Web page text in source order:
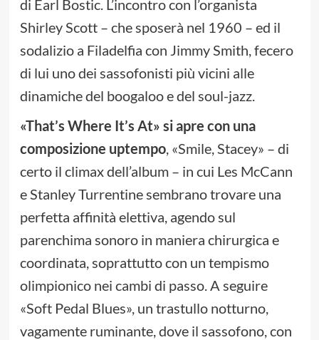
di Earl Bostic. L’incontro con l’organista
Shirley Scott – che sposerà nel 1960 – ed il
sodalizio a Filadelfia con Jimmy Smith, fecero
di lui uno dei sassofonisti più vicini alle
dinamiche del boogaloo e del soul-jazz.
«That’s Where It’s At» si apre con una
composizione uptempo, «Smile, Stacey» – di
certo il climax dell’album – in cui Les McCann
e Stanley Turrentine sembrano trovare una
perfetta affinità elettiva, agendo sul
parenchima sonoro in maniera chirurgica e
coordinata, soprattutto con un tempismo
olimpionico nei cambi di passo. A seguire
«Soft Pedal Blues», un trastullo notturno,
vagamente ruminante, dove il sassofono, con